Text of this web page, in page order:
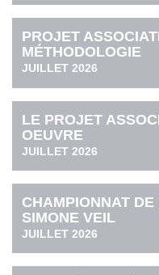
PROJET
MÉTHODOLOGIE
JUILLET 2026
LE PROJET
OEUVRE
JUILLET 2026
CHAMPIONNAT
SIMONE VEIL
JUILLET 2026